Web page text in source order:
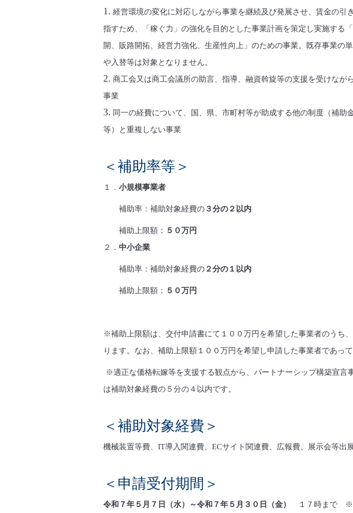
経営環境の変化に対応しながら事業を継続及び発展させ、賃金の引
指すため、
「稼ぐ力」の強化を目的とした事業計画を策定し実施する
開、販路開拓、 経営力強化、生産性向上」のための事業。 既存事業の
や入替等は対象となりません。
商工会又は商工会議所の助言、指導、融資斡旋等の支援を受けなが
事業
同一の経費について、国、県、市町村等が助成する他の制度（補助
等）と重複しない事業
＜補助率等＞
１． 小規模事業者
補助率：補助対象経費の ３分の２以内
補助上限額： ５０万円
２． 中小企業
補助率：補助対象経費の ２分の１以内
補助上限額： ５０万円
※補助上限額は、交付申請書にて１００万円を希望した事業者のうち
ります。 なお、補助上限額１００万円を希望し申請した事業者であっ
※適正な価格転嫁等を支援する観点から、パートナーシップ構築宣
は補助対象経費の５分の４以内です。
＜補助対象経費＞
機械装置等費、IT導入関連費、ECサイト関連費、広報費、展示会等出
＜申請受付期間＞
令和７年５月７日（水）～令和７年５月３０日（金） １７時まで ※